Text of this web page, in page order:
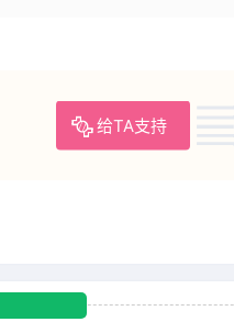
给TA支持